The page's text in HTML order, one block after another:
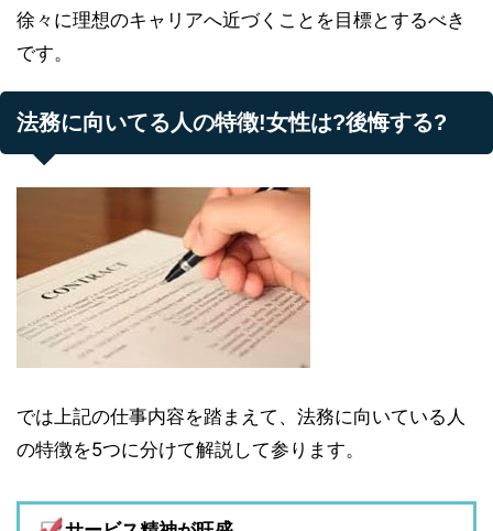
徐々に理想のキャリアへ近づくことを目標とするべき
です。
法務に向いてる人の特徴!女性は?後悔する?
では上記の仕事内容を踏まえて、法務に向いている人
の特徴を5つに分けて解説して参ります。